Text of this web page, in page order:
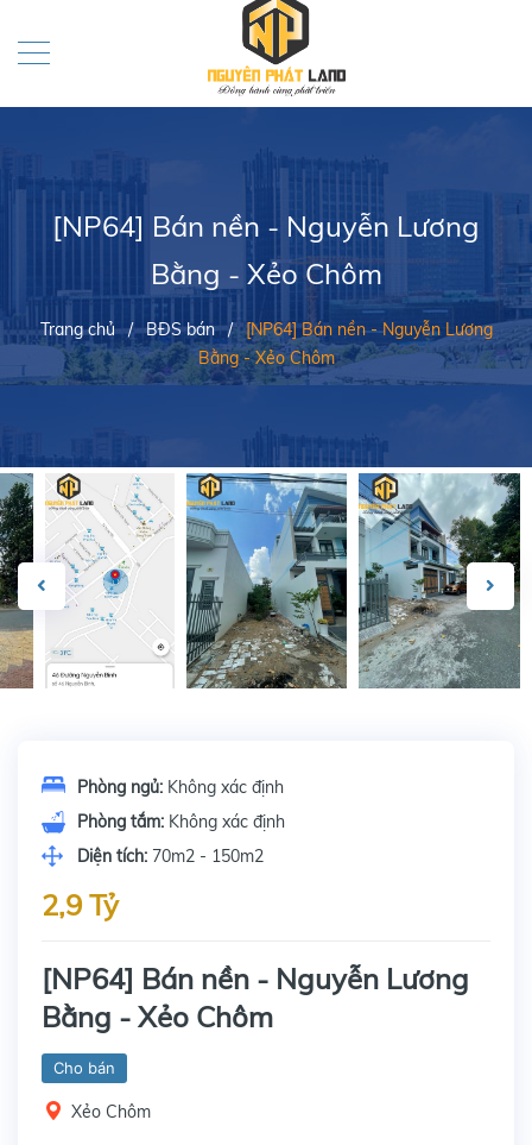
[NP64] Bán nền - Nguyễn Lương
Bằng - Xẻo Chôm
Trang chủ / BĐS bán / [NP64] Bán nền - Nguyễn Lương
Bằng - Xẻo Chôm
Phòng ngủ: Không xác định
Phòng tắm: Không xác định
Diện tích: 70m2 - 150m2
2,9 Tỷ
[NP64] Bán nền - Nguyễn Lương
Bằng - Xẻo Chôm
Cho bán
Xẻo Chôm